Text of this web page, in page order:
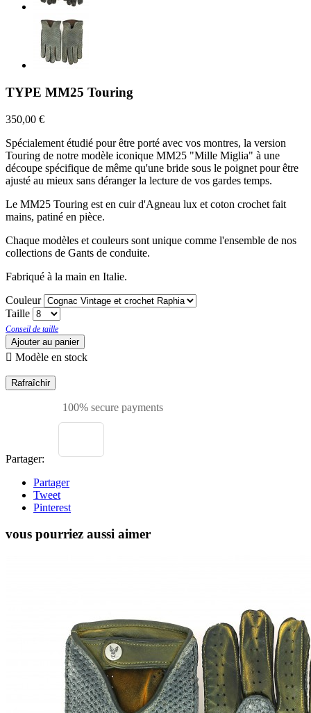
TYPE MM25 Touring
350,00 €
Spécialement étudié pour être porté avec vos montres, la version
Touring de notre modèle iconique MM25 "Mille Miglia" à une
découpe spécifique de même qu'une bride sous le poignet pour être
ajusté au mieux sans déranger la lecture de vos gardes temps.
Le MM25 Touring est en cuir d'Agneau lux et coton crochet fait
mains, patiné en pièce.
Chaque modèles et couleurs sont unique comme l'ensemble de nos
collections de Gants de conduite.
Fabriqué à la main en Italie.
Couleur
Taille
Conseil de taille
Ajouter au panier
 Modèle en stock
100% secure payments
Partager:
Partager
Tweet
Pinterest
vous pourriez aussi aimer